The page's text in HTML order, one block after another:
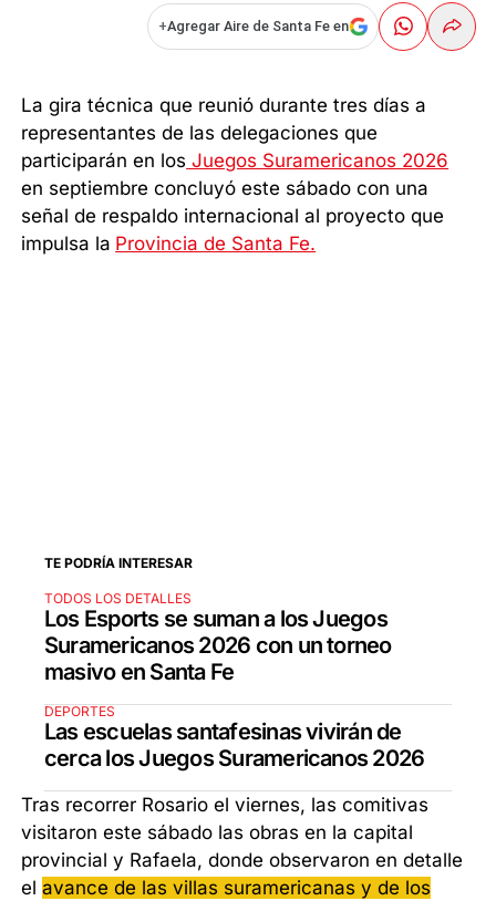
+Agregar Aire de Santa Fe en
La gira técnica que reunió durante tres días a
representantes de las delegaciones que
participarán en los Juegos Suramericanos 2026
en septiembre concluyó este sábado con una
señal de respaldo internacional al proyecto que
impulsa la Provincia de Santa Fe.
TE PODRÍA INTERESAR
TODOS LOS DETALLES
Los Esports se suman a los Juegos
Suramericanos 2026 con un torneo
masivo en Santa Fe
DEPORTES
Las escuelas santafesinas vivirán de
cerca los Juegos Suramericanos 2026
Tras recorrer Rosario el viernes, las comitivas
visitaron este sábado las obras en la capital
provincial y Rafaela, donde observaron en detalle
elavance de las villas suramericanas y de los